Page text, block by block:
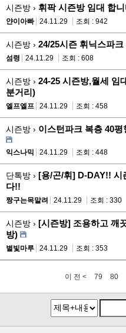
시즌방 › 휘팍 시즌방 임대 합
얀이아빠
24.11.29 조회 : 942
시즌방 › 24/25시즌 휘닉스파
섬령 24.11.29 조회 : 608
시즌방 › 24-25 시즌방,월세 임
분거리)
엘프엘프 24.11.29 조회 : 458
시즌방 › 이스턴파크 복층 40
익스나믹 24.11.29 조회 : 448
단톡방 › [용/곤/휘] D-DAY!! 시
다!!
짱구는목말려 24.11.29 조회 : 330
시즌방 › [시즌방] 조용하고 깨
방)
별빛마루 24.11.29 조회 : 353
이 전 < 79 80